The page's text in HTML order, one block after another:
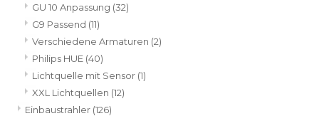
GU 10 Anpassung (32)
G9 Passend (11)
Verschiedene Armaturen (2)
Philips HUE (40)
Lichtquelle mit Sensor (1)
XXL Lichtquellen (12)
Einbaustrahler (126)